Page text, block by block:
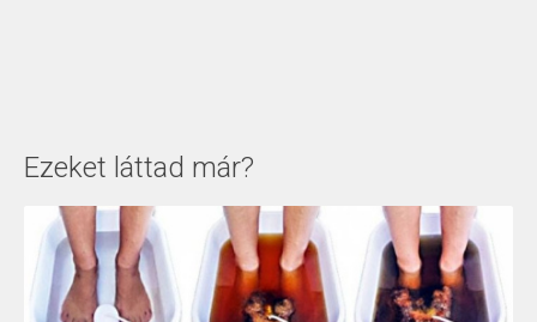
Ezeket láttad már?